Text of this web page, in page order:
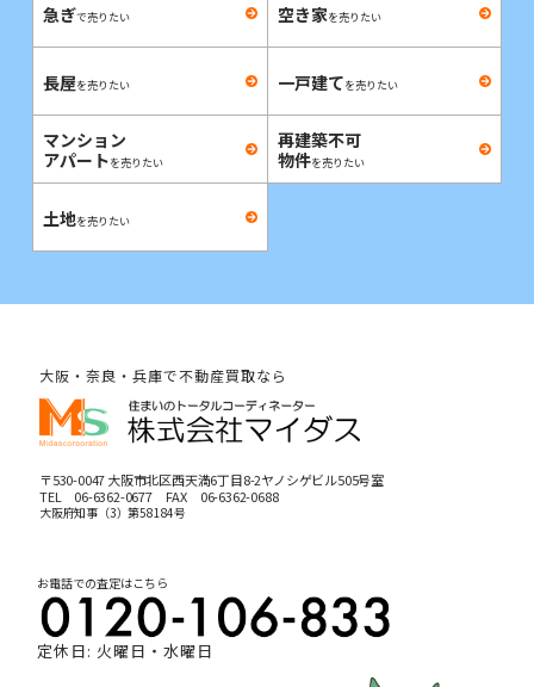
急ぎで売りたい 空き家を売りたい
長屋を売りたい 一戸建てを売りたい
マンション
アパートを売りたい
再建築不可
物件を売りたい
土地を売りたい
大阪・奈良・兵庫で不動産買取なら
〒530-0047 大阪市北区西天満6丁目8-2ヤノシゲビル505号室
TEL 06-6362-0677FAX 06-6362-0688
大阪府知事（3）第58184号
お電話での査定はこちら
定休日: 火曜日・水曜日